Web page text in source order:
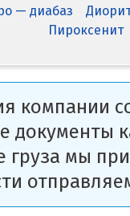
— диабаз
Пироксенит
компании
документы
груза мы